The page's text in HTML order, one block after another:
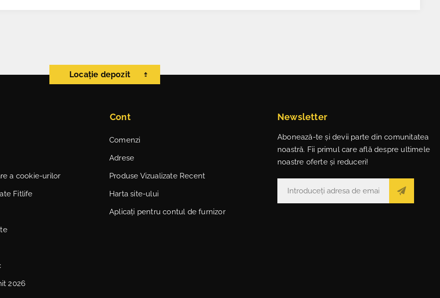
Locație depozit
a cookie-urilor
Fitlife
2026
Cont
Comenzi
Adrese
Produse Vizualizate Recent
Harta site-ului
Aplicați pentru contul de furnizor
Newsletter
Abonează-te și devii parte din comunitatea
noastră. Fii primul care află despre ultimele
noastre oferte și reduceri!